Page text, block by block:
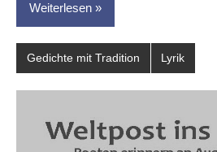
Weiterlesen
Gedichte mit Tradition Lyrik